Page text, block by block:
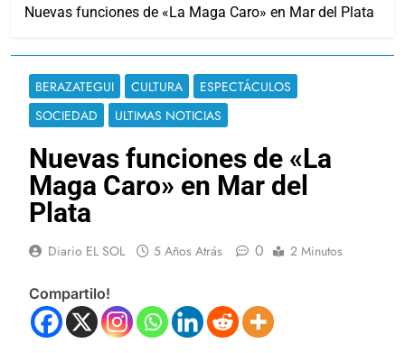
Nuevas funciones de «La Maga Caro» en Mar del Plata
BERAZATEGUI CULTURA
ESPECTÁCULOS
SOCIEDAD
ULTIMAS NOTICIAS
Nuevas funciones de «La
Maga Caro» en Mar del
Plata
Diario EL SOL 5 Años Atrás 0 2 Minutos
Compartilo!